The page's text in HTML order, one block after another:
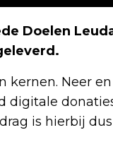
Doelen
kernen. Neer
digitale
is hierbij